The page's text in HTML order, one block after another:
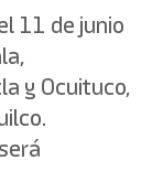
11 de junio
y Ocuituco,